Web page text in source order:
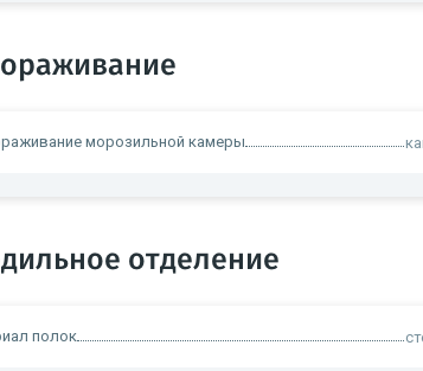
морозильной камеры
отделение
полок